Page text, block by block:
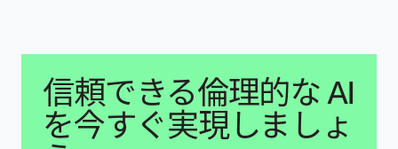
信頼できる倫理的な AI
を今すぐ実現しましょ